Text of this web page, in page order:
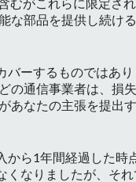
部品を提供し続ける
ーするものではあ
の通信事業者は、損
あなたの主張を提出
から1年間経過した時
くなりましたが、そ